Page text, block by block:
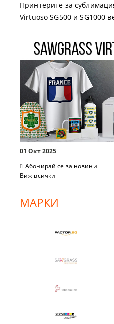
Принтерите за
Virtuoso SG500 и SG1000
01 Окт 2025
Абонирай се за новини
Виж всички
МАРКИ